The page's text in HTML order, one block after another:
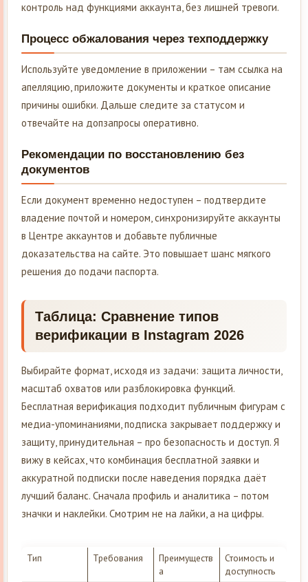
контроль над функциями аккаунта, без лишней тревоги.
Процесс обжалования через техподдержку
Используйте уведомление в приложении – там ссылка на
апелляцию, приложите документы и краткое описание
причины ошибки. Дальше следите за статусом и
отвечайте на допзапросы оперативно.
Рекомендации по восстановлению без
документов
Если документ временно недоступен – подтвердите
владение почтой и номером, синхронизируйте аккаунты
в Центре аккаунтов и добавьте публичные
доказательства на сайте. Это повышает шанс мягкого
решения до подачи паспорта.
Таблица: Сравнение типов
верификации в Instagram 2026
Выбирайте формат, исходя из задачи: защита личности,
масштаб охватов или разблокировка функций.
Бесплатная верификация подходит публичным фигурам с
медиа-упоминаниями, подписка закрывает поддержку и
защиту, принудительная – про безопасность и доступ. Я
вижу в кейсах, что комбинация бесплатной заявки и
аккуратной подписки после наведения порядка даёт
лучший баланс. Сначала профиль и аналитика – потом
значки и наклейки. Смотрим не на лайки, а на цифры.
Тип Требования
Преимуществ
а
Стоимость и
доступность